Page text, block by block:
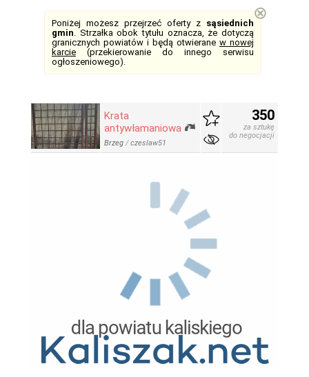
Poniżej możesz przejrzeć oferty z sąsiednich
gmin. Strzałka obok tytułu oznacza, że dotyczą
granicznych powiatów i będą otwierane w nowej
karcie (przekierowanie do innego serwisu
ogłoszeniowego).
⊗
Krata
antywłamaniowa
Brzeg /czeslaw51
350
za sztukę
do negocjacji